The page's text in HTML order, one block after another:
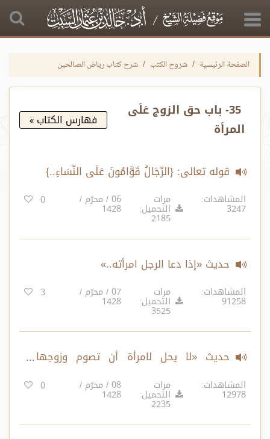
الصفحة الرئيسية شروح الكتب شرح كتاب رياض الصالحين
35- باب حق الزوج عَلَى
المرأة
فهارس الكتاب
قوله تعالى: {الرِّجَالُ قَوَّامُونَ عَلَى النِّسَاءِ..}
المشاهدات:
3247
مرات
التحميل:
2185
06 / محرّم /
1428
0
حديث «إذا دعا الرجل امرأته..»
المشاهدات:
91258
مرات
التحميل:
3525
07 / محرّم /
1428
3
حديث «لا يحل لامرأة أن تصوم وزوجها
شاهد..» ، «كلكم راع..»
المشاهدات:
12978
مرات
التحميل:
2235
08 / محرّم /
1428
0